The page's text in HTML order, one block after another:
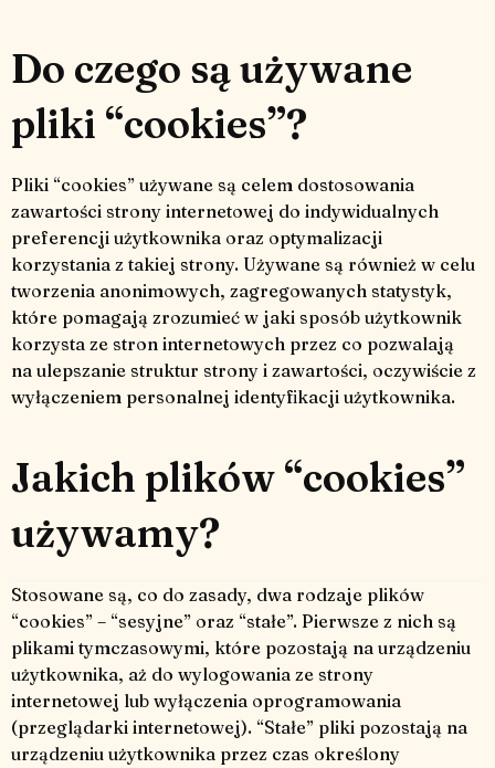
Do czego są używane
pliki “cookies”?
Pliki “cookies” używane są celem dostosowania
zawartości strony internetowej do indywidualnych
preferencji użytkownika oraz optymalizacji
korzystania z takiej strony. Używane są również w celu
tworzenia anonimowych, zagregowanych statystyk,
które pomagają zrozumieć w jaki sposób użytkownik
korzysta ze stron internetowych przez co pozwalają
na ulepszanie struktur strony i zawartości, oczywiście z
wyłączeniem personalnej identyfikacji użytkownika.
Jakich plików “cookies”
używamy?
Stosowane są, co do zasady, dwa rodzaje plików
“cookies” – “sesyjne” oraz “stałe”. Pierwsze z nich są
plikami tymczasowymi, które pozostają na urządzeniu
użytkownika, aż do wylogowania ze strony
internetowej lub wyłączenia oprogramowania
(przeglądarki internetowej). “Stałe” pliki pozostają na
urządzeniu użytkownika przez czas określony